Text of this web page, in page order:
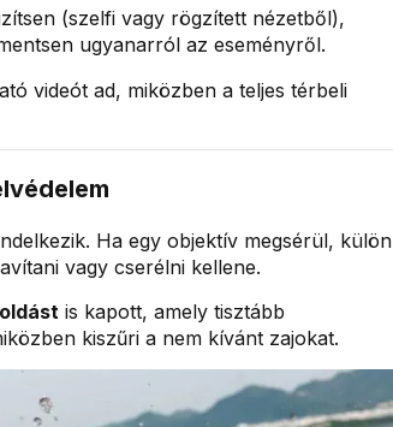
(szelfi vagy rögzített nézetből),
ugyanarról az eseményről.
videót ad, miközben a teljes térbeli
Ha egy objektív megsérül, külön
vagy cserélni kellene.
is kapott, amely tisztább
kiszűri a nem kívánt zajokat.